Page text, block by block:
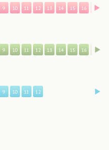
9 10 11 12 13 14 15 16 17
9 10 11 12 13 14 15 16 17
9 10 11 12